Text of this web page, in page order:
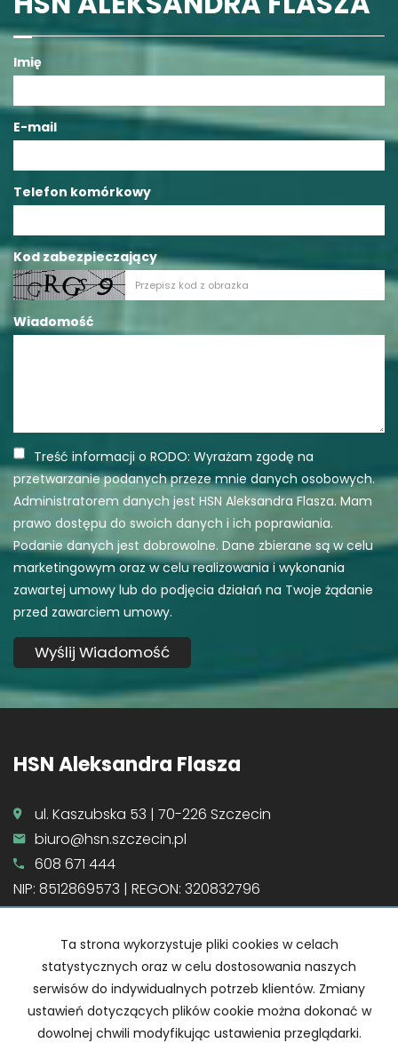
Imię
E-mail
Telefon komórkowy
Kod zabezpieczający
Wiadomość
Treść informacji o RODO: Wyrażam zgodę na
przetwarzanie podanych przeze mnie danych osobowych.
Administratorem danych jest HSN Aleksandra Flasza. Mam
prawo dostępu do swoich danych i ich poprawiania.
Podanie danych jest dobrowolne. Dane zbierane są w celu
marketingowym oraz w celu realizowania i wykonania
zawartej umowy lub do podjęcia działań na Twoje żądanie
przed zawarciem umowy.
HSN Aleksandra Flasza
ul. Kaszubska 53 | 70-226 Szczecin
biuro@hsn.szczecin.pl
608 671 444
NIP: 8512869573 | REGON: 320832796
Mieszkaniana wynajem
na wynajem
Działkina wynajem
Lokalena wynajem
Halena wynajem
Obiektyna wynajem
Ta strona wykorzystuje pliki cookies w celach
statystycznych oraz w celu dostosowania naszych
serwisów do indywidualnych potrzeb klientów. Zmiany
ustawień dotyczących plików cookie można dokonać w
dowolnej chwili modyfikując ustawienia przeglądarki.